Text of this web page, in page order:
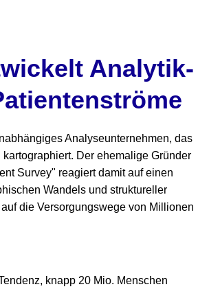
Analytik-
Analyseunternehmen, das
Der ehemalige Gründer
Survey" reagiert damit auf einen
Wandels und struktureller
die Versorgungswege von Millionen
knapp 20 Mio. Menschen